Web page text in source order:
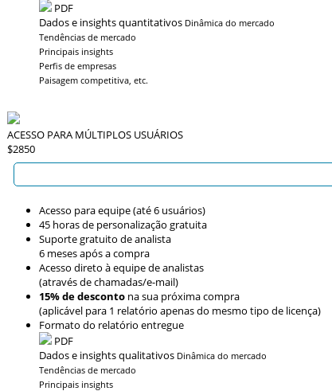
PDF
Dados e insights quantitativos Dinâmica do mercado
Tendências de mercado
Principais insights
Perfis de empresas
Paisagem competitiva, etc.
ACESSO PARA MÚLTIPLOS USUÁRIOS
$2850
Acesso para equipe (até 6 usuários)
45 horas de personalização gratuita
Suporte gratuito de analista
6 meses após a compra
Acesso direto à equipe de analistas
(através de chamadas/e-mail)
15% de desconto na sua próxima compra
(aplicável para 1 relatório apenas do mesmo tipo de licença)
Formato do relatório entregue
PDF
Dados e insights qualitativos Dinâmica do mercado
Tendências de mercado
Principais insights